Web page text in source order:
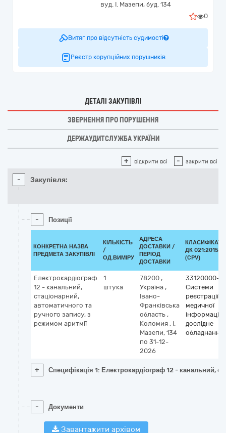
вуд. І. Мазепи, буд. 134
0
Витяг про відсутність судимості
Реєстр корупційних порушників
ДЕТАЛІ ЗАКУПІВЛІ
ЗВЕРНЕННЯ ПРО ПОРУШЕННЯ
ДЕРЖАУДИТСЛУЖБА УКРАЇНИ
+ відкрити всі - закрити всі
- Закупівля:
- Позиції
КОНКРЕТНА НАЗВА
ПРЕДМЕТА ЗАКУПІВЛІ
КІЛЬКІСТЬ
/
ОД.ВИМІРУ
АДРЕСА
ДОСТАВКИ /
ПЕРІОД
ДОСТАВКИ
ДК 021:2015
(CPV)
Електрокардіограф
12 - канальний,
стаціонарний,
автоматичного та
ручного запису, з
режимом аритмії
1
штука
78200 ,
Україна ,
Івано-
Франківська
область ,
Коломия , І.
Мазепи, 134
по 31-12-
2026
33120000-7
Системи
реєстрації
медичної
інформації
дослідне
обладнання
+ Специфікація 1: Електрокардіограф 12 - канальний,
- Документи
Завантажити архівом